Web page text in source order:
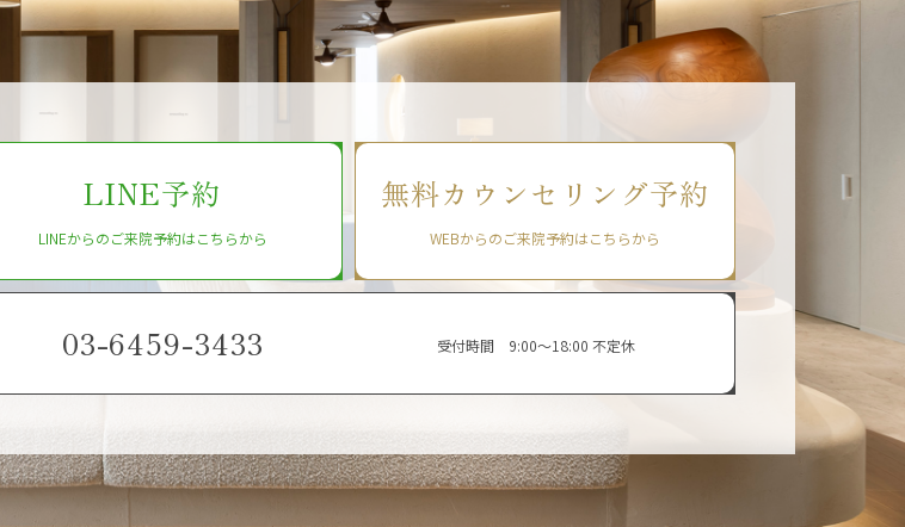
LINE予約
LINEからのご来院予約はこちらから
無料カウンセリング予約
WEBからのご来院予約はこちらから
03-6459-3433 受付時間 9:00〜18:00 不定休